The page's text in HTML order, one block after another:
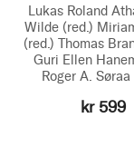
Lukas Roland
Wilde (red.)
(red.) Thomas
Guri Ellen
Roger A. Søraa
kr 599